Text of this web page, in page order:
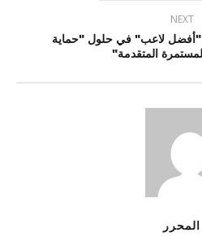
NEXT
لاعب" في حلول "حماية
المتقدمة"
المحرر